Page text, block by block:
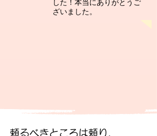
した！本当にありがとうご
ざいました。
頼るべきところは頼り、